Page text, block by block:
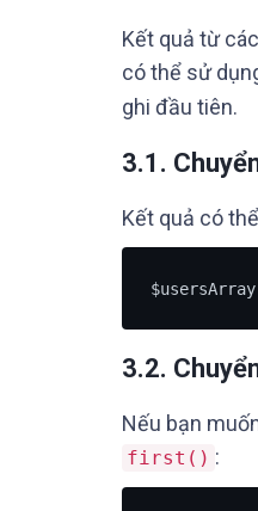
Kết quả từ
có thể sử
ghi đầu tiên.
3.1.
Kết quả có
$usersArray
3.2.
Nếu bạn
first() :